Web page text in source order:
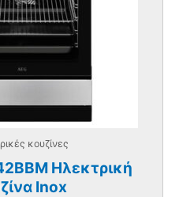
κουζίνες
Ηλεκτρική
Inox